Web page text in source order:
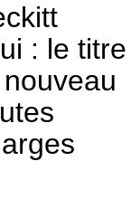
: le titre